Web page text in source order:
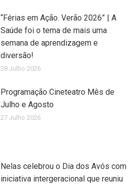
“Férias em Ação. Verão 2026” | A
Saúde foi o tema de mais uma
semana de aprendizagem e
diversão!
28 Julho 2026
Programação Cineteatro Mês de
Julho e Agosto
27 Julho 2026
Nelas celebrou o Dia dos Avós com
iniciativa intergeracional que reuniu